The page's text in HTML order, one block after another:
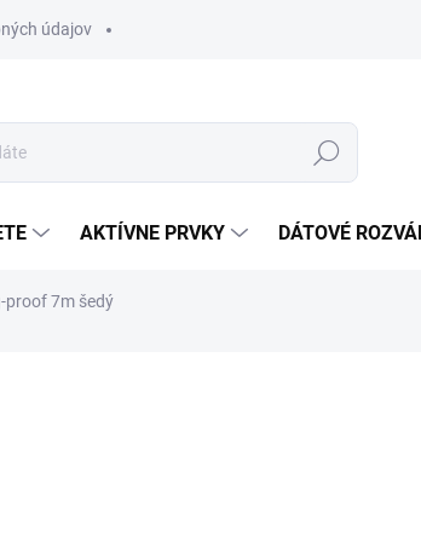
údajov
Hľadať
AKTÍVNE PRVKY DÁTOVÉ
proof 7m šedý